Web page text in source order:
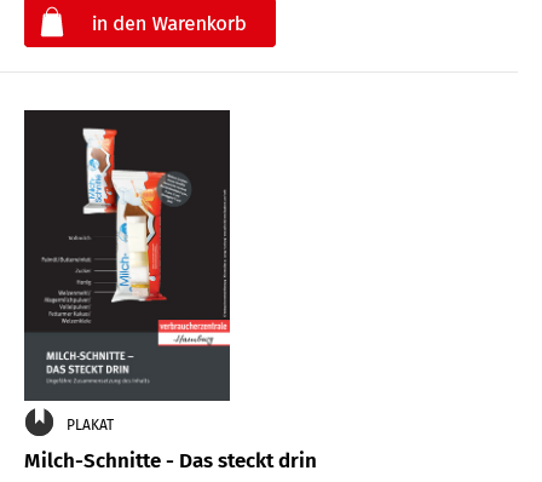
PLAKAT
Milch-Schnitte - Das steckt drin